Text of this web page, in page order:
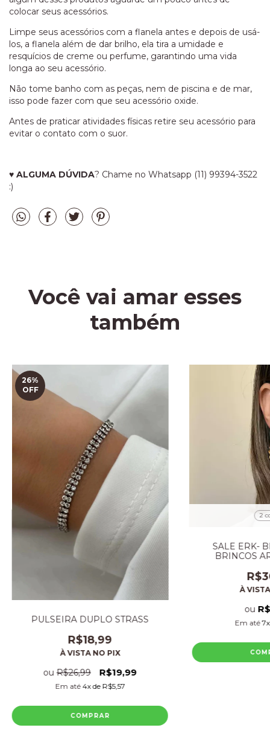
colocar seus acessórios.
Limpe seus acessórios com a flanela antes e depois de usá-
los, a flanela além de dar brilho, ela tira a umidade e
resquícios de creme ou perfume, garantindo uma vida
longa ao seu acessório.
Não tome banho com as peças, nem de piscina e de mar,
isso pode fazer com que seu acessório oxide.
Antes de praticar atividades físicas retire seu acessório para
evitar o contato com o suor.
♥ ALGUMA DÚVIDA? Chame no Whatsapp (11) 99394-3522
:)
Você vai amar esses
também
26%
OFF
PULSEIRA DUPLO STRASS
R$18,99
À VISTA NO PIX
ou R$26,99 R$19,99
Em até4x de R$5,57
COMPRAR
2
SALE ERK-
BRINCOS
À
ou
Em até7